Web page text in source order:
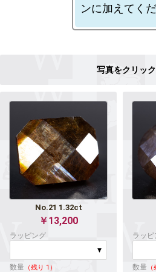
No.21 1.32ct
￥13,200
ラッピング
数量 （残り 1）
ラッピ
数量